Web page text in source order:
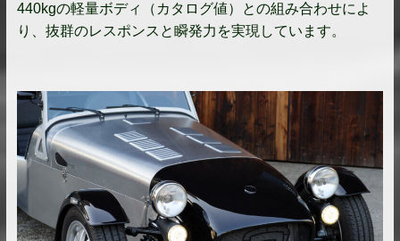
440kgの軽量ボディ（カタログ値）との組み合わせによ
り、抜群のレスポンスと瞬発力を実現しています。